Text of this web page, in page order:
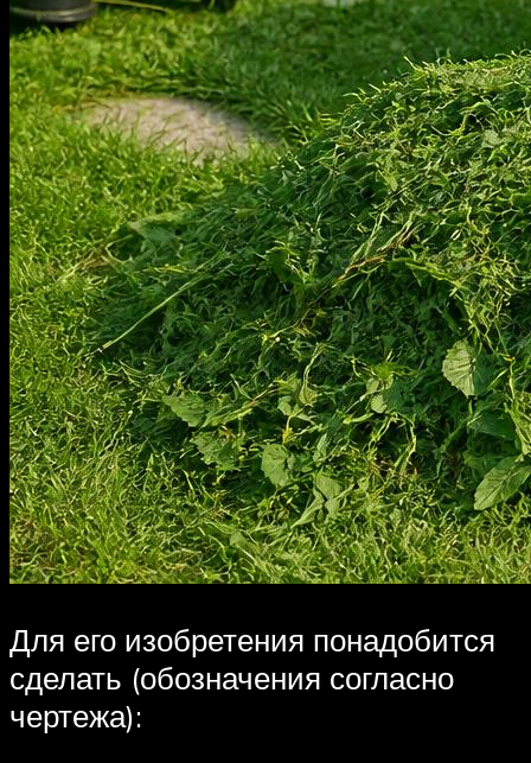
Для его изобретения понадобится
сделать (обозначения согласно
чертежа):